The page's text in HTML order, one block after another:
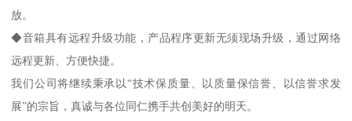
放。
◆音箱具有远程升级功能，产品程序更新无须现场升级，通过网络
远程更新、方便快捷。
我们公司将继续秉承以“技术保质量、以质量保信誉、以信誉求发
展”的宗旨，真诚与各位同仁携手共创美好的明天。